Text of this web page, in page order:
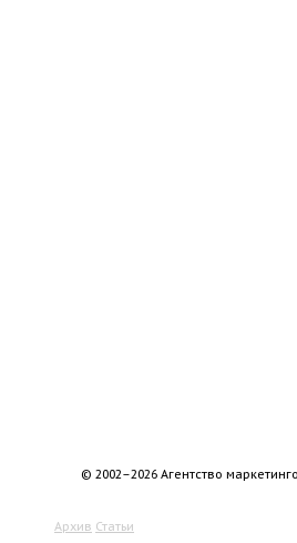
© 2002–2026 Агентство
Архив Статьи